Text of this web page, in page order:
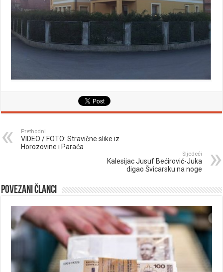
Prethodni
VIDEO / FOTO: Stravične slike iz
Horozovine i Paraća
Sljedeći
Kalesijac Jusuf Bećirović-Juka
digao Švicarsku na noge
Povezani članci